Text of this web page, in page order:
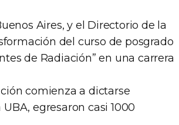
Aires, y el Directorio de la
del curso de posgrado
de Radiación” en una carrera
comienza a dictarse
egresaron casi 1000